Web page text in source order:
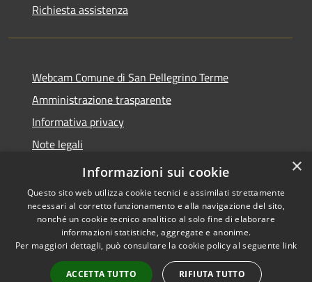
Richiesta assistenza
Webcam Comune di San Pellegrino Terme
Amministrazione trasparente
Informativa privacy
Note legali
Dichiarazione di accessibilità
Accessibilità
Copyright © 2026 • Comune di
San Pellegrino Terme •
Powered byMunicipium
×
Informazioni sui cookie
Questo sito web utilizza cookie tecnici e assimilati strettamente
necessari al corretto funzionamento e alla navigazione del sito,
nonché un cookie tecnico analitico al solo fine di elaborare
informazioni statistiche, aggregate e anonime.
Per maggiori dettagli, può consultare la cookie policy al seguente link
ACCETTA TUTTO RIFIUTA TUTTO